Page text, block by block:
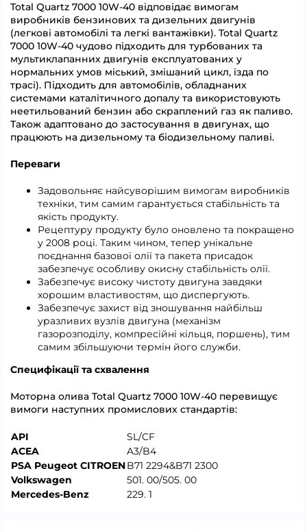
Total Quartz 7000 10W-40 відповідає вимогам
виробників бензинових та дизельних двигунів
(легкові автомобілі та легкі вантажівки). Total Quartz
7000 10W-40 чудово підходить для турбованих та
мультиклапанних двигунів експлуатованих у
нормальних умов міський, змішаний цикл, їзда по
трасі). Підходить для автомобілів, обладнаних
системами каталітичного допалу та використовують
неетильований бензин або скраплений газ як паливо.
Також адаптовано до застосування в двигунах, що
працюють на дизельному та біодизельному паливі.
Переваги
Задовольняє найсуворішим вимогам виробників
техніки, тим самим гарантується стабільність та
якість продукту.
Рецептуру продукту було оновлено та покращено
у 2008 році. Таким чином, тепер унікальне
поєднання базової олії та пакета присадок
забезпечує особливу окисну стабільність олії.
Забезпечує високу чистоту двигуна завдяки
хорошим властивостям, що диспергують.
Забезпечує захист від зношування найбільш
уразливих вузлів двигуна (механізм
газорозподілу, компресійні кільця, поршень), тим
самим збільшуючи термін його служби.
Специфікації та схвалення
Моторна олива Total Quartz 7000 10W-40 перевищує
вимоги наступних промислових стандартів:
API
SL/CF
ACEA
A3/B4
PSA Peugeot CITROENB71 2294&B71 2300
Volkswagen
501. 00/505. 00
Mercedes-Benz
229. 1